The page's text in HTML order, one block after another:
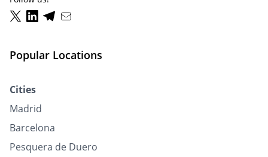
Popular Locations
Cities
Madrid
Barcelona
Pesquera de Duero